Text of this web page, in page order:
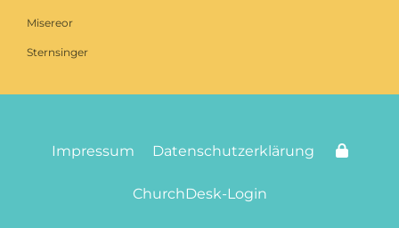
Misereor
Sternsinger
Impressum Datenschutzerklärung
ChurchDesk-Login